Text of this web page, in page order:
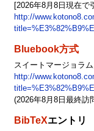
[2026年8月8日現在で
http://
Bluebook方式
スイートマージョラ
http://
(2026年8月8日最終訪
BibTeXエントリ